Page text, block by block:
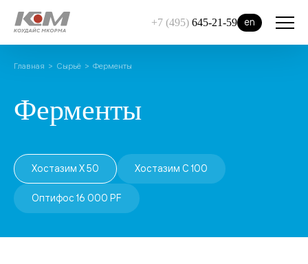
+7 (495) 645-21-59 en
Главная Сырьё Ферменты
Ферменты
Хостазим Х 50 Хостазим С 100
Оптифос 16 000 PF